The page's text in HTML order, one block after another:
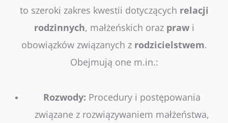
to szeroki zakres kwestii dotyczących relacji
rodzinnych, małżeńskich oraz prawi
obowiązków związanych z rodzicielstwem.
Obejmują one m.in.:
Rozwody: Procedury i postępowania
związane z rozwiązywaniem małżeństwa,